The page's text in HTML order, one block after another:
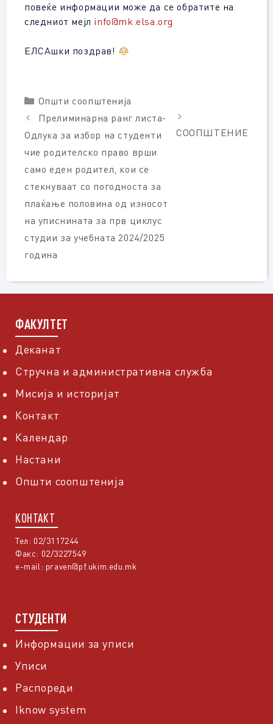
повеќе информации може да се обратите на
следниот мејл info@mk.elsa.org
ЕЛСАшки поздрав!
Categories
Општи соопштенија
Прелиминарна ранг листа-
Одлука за избор на студенти
чие родителско право врши
само еден родител, кои се
стекнуваат со погодноста за
плаќање половина од износот
на уписнината за прв циклус
студии за учебната 2024/2025
година
СООПШТЕНИЕ
ФАКУЛТЕТ
Деканат
Стручна и административна служба
Мисија и историјат
Контакт
Календар
Настани
Општи соопштенија
КОНТАКТ
Тел: 02/3117244
Факс: 02/3227549
e-mail: praven@pf.ukim.edu.mk
СТУДЕНТИ
Информации за уписи
Уписи
Распореди
Iknow system